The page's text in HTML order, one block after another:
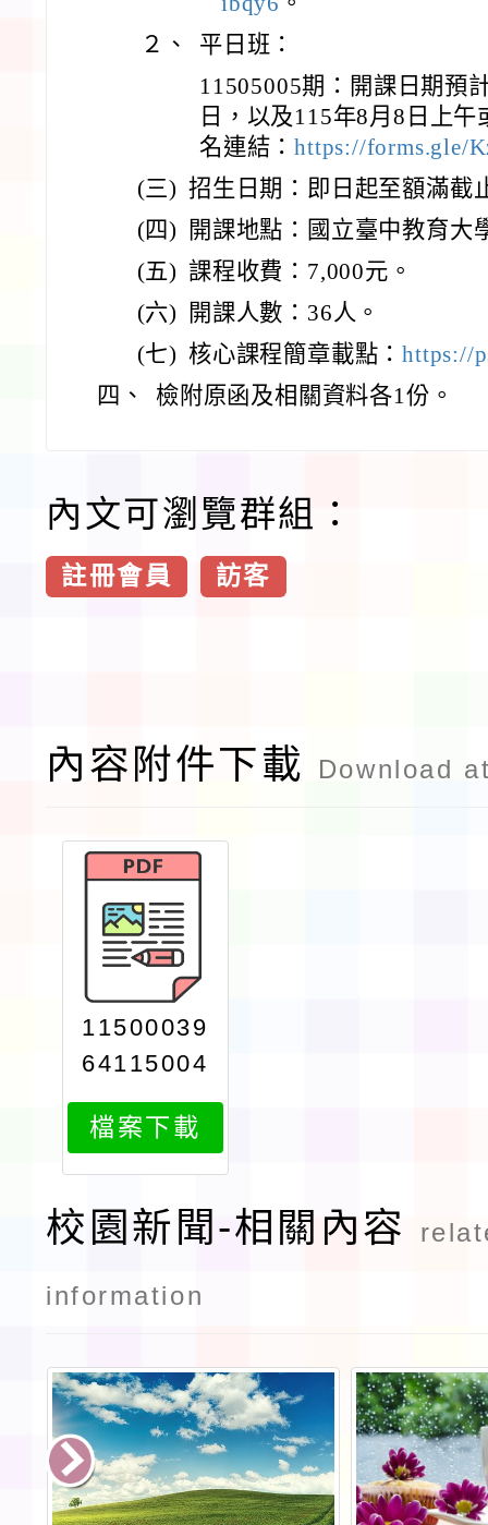
２、
平日班：
11505005期：開課日期預
日，以及115年8月8日上
名連結：https://forms.gle/
(三) 招生日期：即日起至額滿截
(四)
開課地點：國立臺中教育大
(五) 課程收費：7,000元。
(六)
開課人數：36人。
(七) 核心課程簡章載點：https://
四、
檢附原函及相關資料各1份。
內文可瀏覽群組：
註冊會員 訪客
內容附件下載 Download
11500039
64115004
8300環境
教育303小
時核心課程
研習班簡章
海報attach
檔案下載
校園新聞-相關內容
information